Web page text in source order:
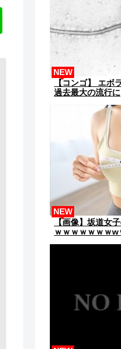
【コンゴ】 エ
過去最大の流行に
NEW
【画像】坂道女
ｗｗｗｗｗｗｗw
NEW